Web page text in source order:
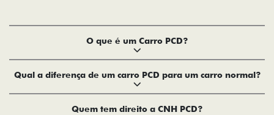
O que é um Carro PCD?
Qual a diferença de um carro PCD para um carro normal?
Quem tem direito a CNH PCD?